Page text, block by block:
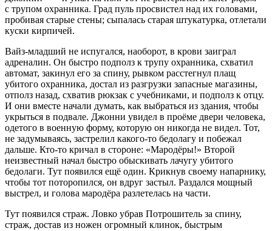
с трупом охранника. Град пуль просвистел над их головами,
пробивая старые стены; сыпалась старая штукатурка, отлетали
куски кирпичей.
Вайз-младший не испугался, наоборот, в крови заиграл
адреналин. Он быстро подполз к трупу охранника, схватил
автомат, закинул его за спину, рывком расстегнул плащ
убитого охранника, достал из разгрузки запасные магазины,
отполз назад, схватив рюкзак с учебниками, и подполз к отцу.
И они вместе начали думать, как выбраться из здания, чтобы
укрыться в подвале. Джонни увидел в проёме двери человека,
одетого в военную форму, которую он никогда не видел. Тот,
не задумываясь, застрелил какого-то бедолагу и побежал
дальше. Кто-то кричал в стороне: «Мародёры!» Второй
неизвестный начал быстро обыскивать лачугу убитого
бедолаги. Тут появился ещё один. Крикнув своему напарнику,
чтобы тот поторопился, он вдруг застыл. Раздался мощный
выстрел, и голова мародёра разлетелась на части.
Тут появился страж. Ловко убрав Потрошитель за спину,
страж, достав из ножен огромный клинок, быстрым